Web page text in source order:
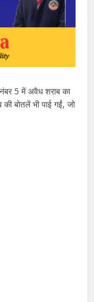
नंबर 5 में अवैध शराब का
की बोतलें भी पाई गईं, जो